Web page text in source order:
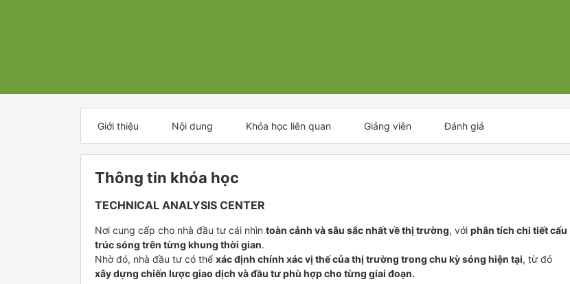
Giới thiệu Nội dung Khóa học liên quan Giảng viên Đánh giá
Thông tin khóa học
TECHNICAL ANALYSIS CENTER
Nơi cung cấp cho nhà đầu tư cái nhìn toàn cảnh và sâu sắc nhất về thị trường, với phân tích chi tiết cấu
trúc sóng trên từng khung thời gian.
Nhờ đó, nhà đầu tư có thể xác định chính xác vị thế của thị trường trong chu kỳ sóng hiện tại, từ đó
xây dựng chiến lược giao dịch và đầu tư phù hợp cho từng giai đoạn.